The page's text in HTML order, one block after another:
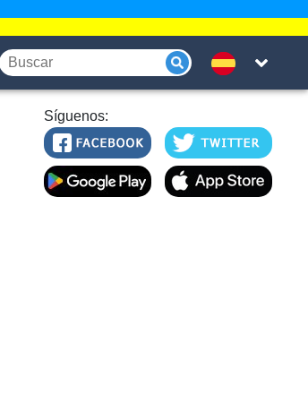
Síguenos: